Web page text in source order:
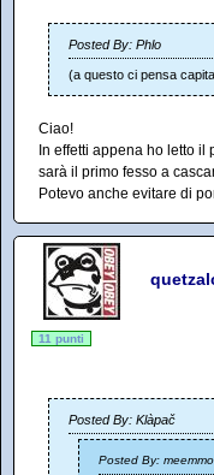
Posted By: Phlo
(a questo ci pensa
Ciao!
In effetti appena ho letto
sarà il primo fesso a
Potevo anche evitare di
11 punti
Posted By: Klàpač
Posted By: